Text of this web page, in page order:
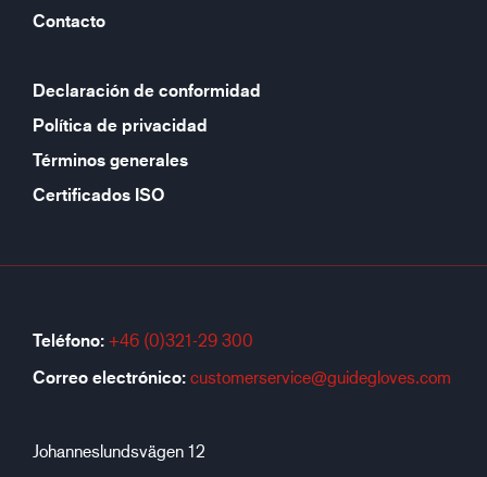
Contacto
Declaración de conformidad
Política de privacidad
Términos generales
Certificados ISO
Teléfono: +46 (0)321-29 300
Correo electrónico: customerservice@guidegloves.com
Johanneslundsvägen 12